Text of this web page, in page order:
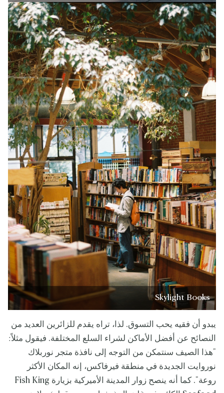
Skylight Books
يبدو أن فقيه يحب التسوق. لذا، تراه يقدم للزائرين العديد من
النصائح عن أفضل الأماكن لشراء السلع المختلفة. فيقول مثلاً:
"هذا الصيف سنتمكن من التوجه إلى نافذة متجر نوربلاك
نوروايت الجديدة في منطقة فيرفاكس، إنه المكان الأكثر
روعة". كما أنه ينصح زوار المدينة الأميركية بزيارة Fish King